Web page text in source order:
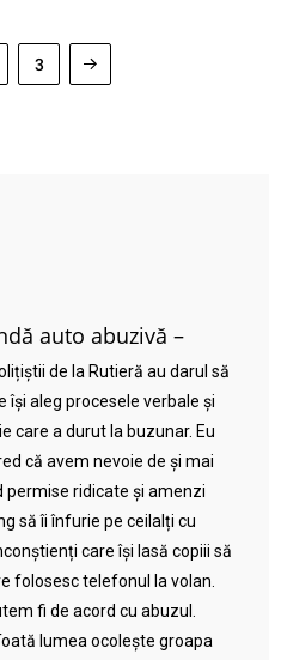
3
auto abuzivă –
de la Rutieră au darul să
își aleg procesele verbale și
care a durut la buzunar. Eu
că avem nevoie de și mai
permise ridicate și amenzi
să îi înfurie pe ceilalți cu
care își lasă copiii să
folosesc telefonul la volan.
fi de acord cu abuzul.
lumea ocolește groapa